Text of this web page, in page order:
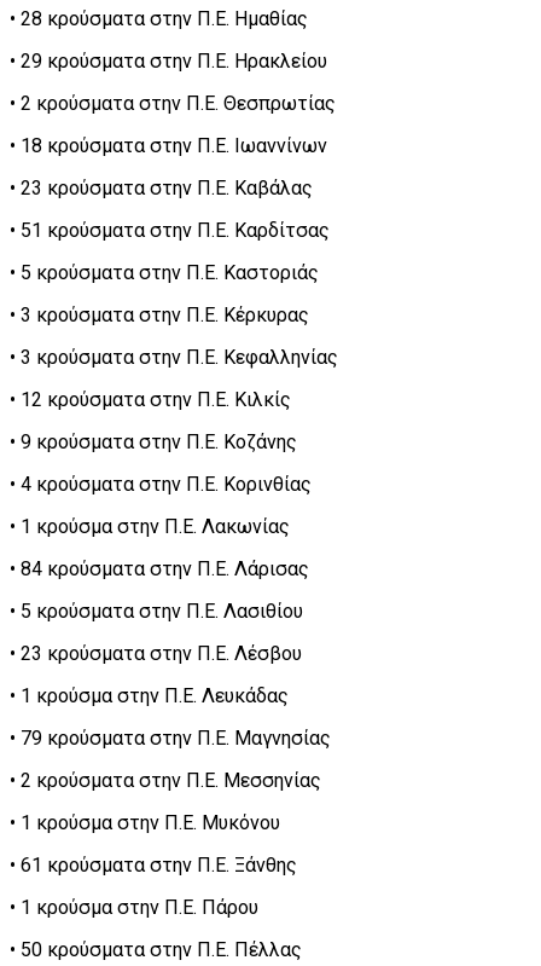
• 28 κρούσματα στην Π.Ε. Ημαθίας
• 29 κρούσματα στην Π.Ε. Ηρακλείου
• 2 κρούσματα στην Π.Ε. Θεσπρωτίας
• 18 κρούσματα στην Π.Ε. Ιωαννίνων
• 23 κρούσματα στην Π.Ε. Καβάλας
• 51 κρούσματα στην Π.Ε. Καρδίτσας
• 5 κρούσματα στην Π.Ε. Καστοριάς
• 3 κρούσματα στην Π.Ε. Κέρκυρας
• 3 κρούσματα στην Π.Ε. Κεφαλληνίας
• 12 κρούσματα στην Π.Ε. Κιλκίς
• 9 κρούσματα στην Π.Ε. Κοζάνης
• 4 κρούσματα στην Π.Ε. Κορινθίας
• 1 κρούσμα στην Π.Ε. Λακωνίας
• 84 κρούσματα στην Π.Ε. Λάρισας
• 5 κρούσματα στην Π.Ε. Λασιθίου
• 23 κρούσματα στην Π.Ε. Λέσβου
• 1 κρούσμα στην Π.Ε. Λευκάδας
• 79 κρούσματα στην Π.Ε. Μαγνησίας
• 2 κρούσματα στην Π.Ε. Μεσσηνίας
• 1 κρούσμα στην Π.Ε. Μυκόνου
• 61 κρούσματα στην Π.Ε. Ξάνθης
• 1 κρούσμα στην Π.Ε. Πάρου
• 50 κρούσματα στην Π.Ε. Πέλλας